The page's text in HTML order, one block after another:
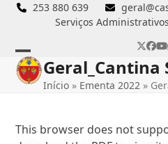
Skip
253 880 639
Serviços
Open
mobile
Close
mobile
Geral_Cantina
Início » Ementa 2022 »
This browser does not